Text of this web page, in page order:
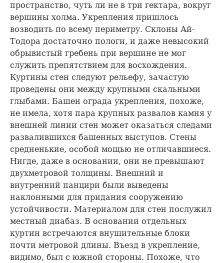
пространство, чуть ли не в три гектара, вокруг
вершины холма. Укрепления пришлось
возводить по всему периметру. Склоны Ай-
Тодора достаточно пологи, и даже невысокий
обрывистый гребень при вершине не мог
служить препятствием для восхождения.
Куртины стен следуют рельефу, зачастую
проведены они между крупными скальными
глыбами. Башен ограда укрепления, похоже,
не имела, хотя пара крупных развалов камня у
внешней линии стен может оказаться следами
развалившихся башенных выступов. Стены
средненькие, особой мощью не отличавшиеся.
Нигде, даже в основании, они не превышают
двухметровой толщины. Внешний и
внутренний панцири были выведены
наклонными для придания сооружению
устойчивости. Материалом для стен послужил
местный диабаз. В основании отдельных
куртин встречаются внушительные блоки
почти метровой длины. Въезд в укрепление,
видимо, был с южной стороны. Похоже, что